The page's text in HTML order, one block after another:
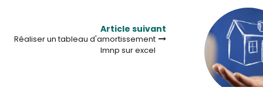
Article suivant
Réaliser un tableau d'amortissement
lmnp sur excel